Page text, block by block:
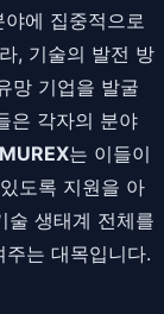
에 집중적으로
, 기술의 발전 방
망 기업을 발굴
은 각자의 분야
MUREX는 이들이
도록 지원을 아
술 생태계 전체를
는 대목입니다.